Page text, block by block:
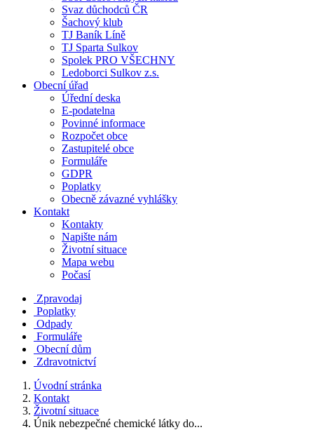
Svaz důchodců ČR
Šachový klub
TJ Baník Líně
TJ Sparta Sulkov
Spolek PRO VŠECHNY
Ledoborci Sulkov z.s.
Obecní úřad
Úřední deska
E-podatelna
Povinné informace
Rozpočet obce
Zastupitelé obce
Formuláře
GDPR
Poplatky
Obecně závazné vyhlášky
Kontakt
Kontakty
Napište nám
Životní situace
Mapa webu
Počasí
Zpravodaj
Poplatky
Odpady
Formuláře
Obecní dům
Zdravotnictví
Úvodní stránka
Kontakt
Životní situace
Únik nebezpečné chemické látky do...